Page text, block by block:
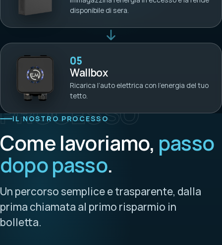
disponibile di sera.
05
Wallbox
Ricarica l’auto elettrica con l’energia del tuo
tetto.
IL NOSTRO PROCESSO
Come lavoriamo, passo
dopo passo.
Un percorso semplice e trasparente, dalla
prima chiamata al primo risparmio in
bolletta.